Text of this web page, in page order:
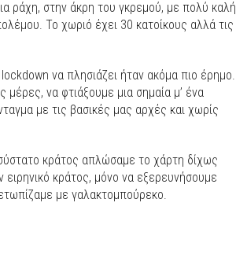
ράχη, στην άκρη του γκρεμού, με πολύ καλή
Το χωριό έχει 30 κατοίκους αλλά τις
να πλησιάζει ήταν ακόμα πιο έρημο.
να φτιάξουμε μια σημαία μ’ ένα
με τις βασικές μας αρχές και χωρίς
κράτος απλώσαμε το χάρτη δίχως
ειρηνικό κράτος, μόνο να εξερευνήσουμε
με γαλακτομπούρεκο.